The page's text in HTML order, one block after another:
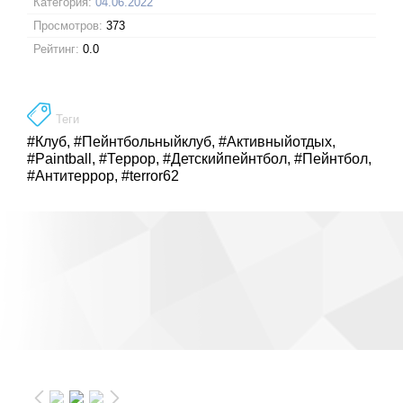
Просмотров: 373
Рейтинг: 0.0
Теги
#Клуб, #Пейнтбольныйклуб, #Активныйотдых,
#Paintball , #Террор, #Детскийпейнтбол, #Пейнтбол,
#Антитеррор, #terror62